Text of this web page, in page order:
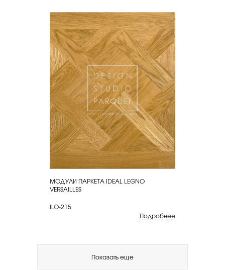
КУПИТЬ
МОДУЛИ ПАРКЕТА IDEAL LEGNO
VERSAILLES
ILO-215
Подробнее
Показать еще